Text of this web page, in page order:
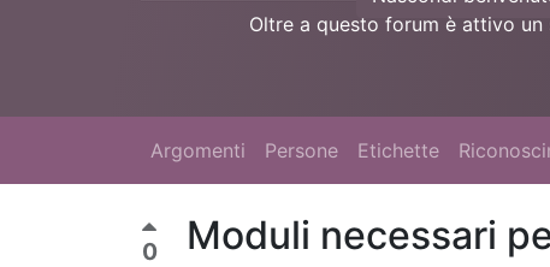
Oltre a questo forum è attivo un
Argomenti Persone Etichette
0 Moduli necessari